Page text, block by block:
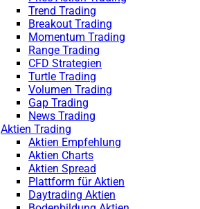
Trend Trading
Breakout Trading
Momentum Trading
Range Trading
CFD Strategien
Turtle Trading
Volumen Trading
Gap Trading
News Trading
Aktien Trading
Aktien Empfehlung
Aktien Charts
Aktien Spread
Plattform für Aktien
Daytrading Aktien